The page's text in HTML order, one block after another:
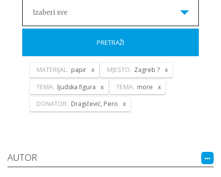
Izaberi sve
PRETRAŽI
MATERIJAL: papir MJESTO: Zagreb ?
TEMA: ljudska figura TEMA: more
DONATOR: Dragičević, Pero
AUTOR